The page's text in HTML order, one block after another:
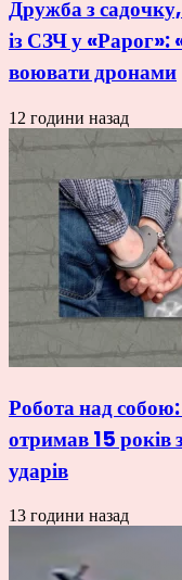
Дружба з
із СЗЧ у
воювати дронами
12 години назад
Робота над
отримав 15 років
ударів
13 години назад